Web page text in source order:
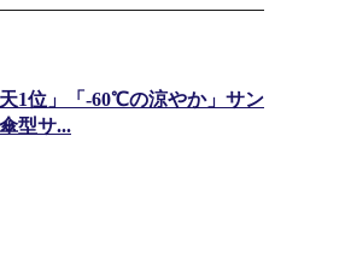
1位」「-60℃の涼やか」サン
型サ...